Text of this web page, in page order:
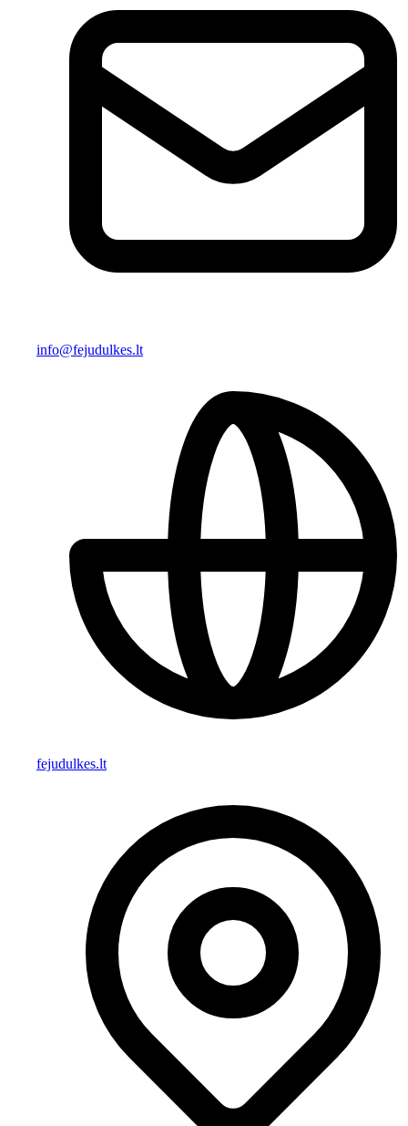
info@fejudulkes.lt
fejudulkes.lt